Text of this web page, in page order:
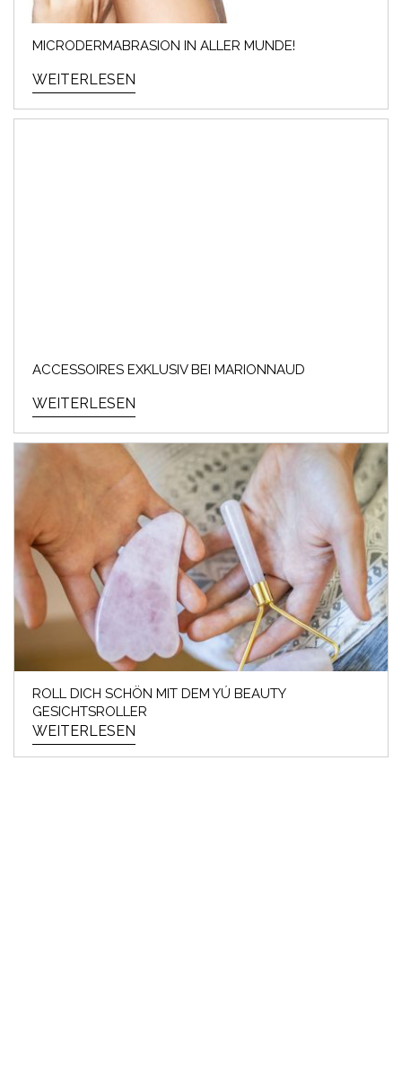
MICRODERMABRASION IN ALLER MUNDE!
WEITERLESEN
ACCESSOIRES EXKLUSIV BEI MARIONNAUD
WEITERLESEN
ROLL DICH SCHÖN MIT DEM YÚ BEAUTY
GESICHTSROLLER
WEITERLESEN